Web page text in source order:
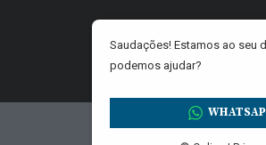
Saudações! Estamos ao seu
podemos ajudar?